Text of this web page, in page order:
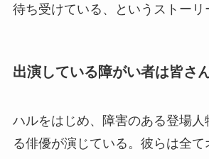
待ち受けている、というストーリ
出演している障がい者は皆さ
ハルをはじめ、障害のある登場人
る俳優が演じている。彼らは全